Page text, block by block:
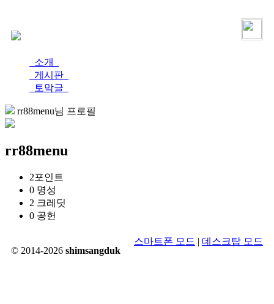
소개
게시판
토막글
rr88menu님 프로필
rr88menu
2포인트
0 명성
2 크레딧
0 공헌
© 2014-2026 shimsangduk
스마트폰 모드 | 데스크탑 모드